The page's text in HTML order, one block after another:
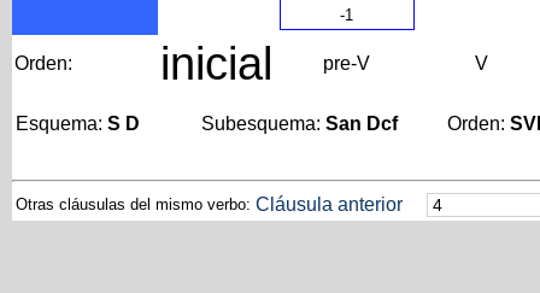
-1
Orden: inicial pre-V V
Esquema: S D Subesquema: San Dcf Orden:
Otras cláusulas del mismo verbo: Cláusula anterior